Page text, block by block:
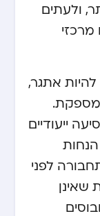
ולעתים
להיות אתגר,
ייעודיים
לפני
שאינן